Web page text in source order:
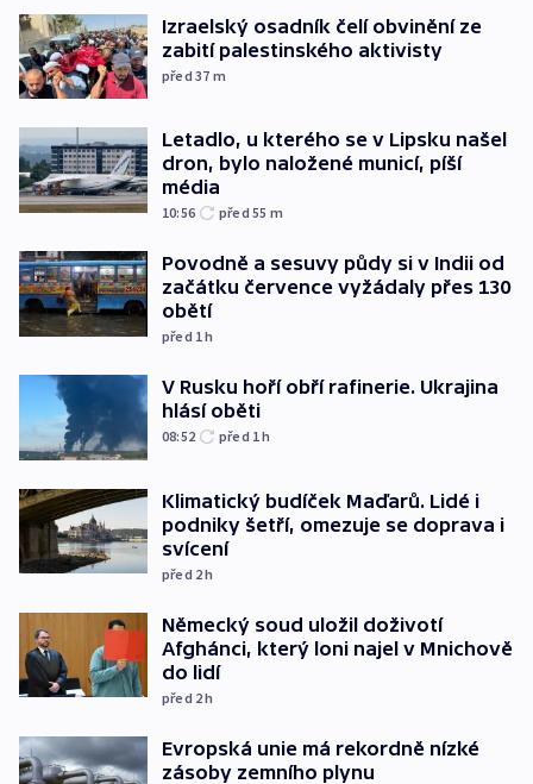
Izraelský osadník čelí obvinění ze
zabití palestinského aktivisty
před 37 m
Letadlo, u kterého se v Lipsku našel
dron, bylo naložené municí, píší
média
10:56 před 55 m
Povodně a sesuvy půdy si v Indii od
začátku července vyžádaly přes 130
obětí
před 1h
V Rusku hoří obří rafinerie. Ukrajina
hlásí oběti
08:52 před 1h
Klimatický budíček Maďarů. Lidé i
podniky šetří, omezuje se doprava i
svícení
před 2h
Německý soud uložil doživotí
Afghánci, který loni najel v Mnichově
do lidí
před 2h
Evropská unie má rekordně nízké
zásoby zemního plynu